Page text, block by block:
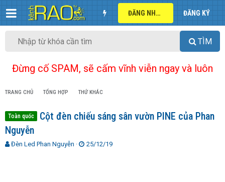
ĐĂNG NHẬP ĐĂNG KÝ
TÌM
Đừng cố SPAM, sẽ cấm vĩnh viễn ngay và luôn
TRANG CHỦ TỔNG HỢP THỨ KHÁC
Toàn quốc
Cột đèn chiếu sáng sân vườn PINE của Phan
Nguyễn
T
Đèn Led Phan Nguyễn
N
25/12/19